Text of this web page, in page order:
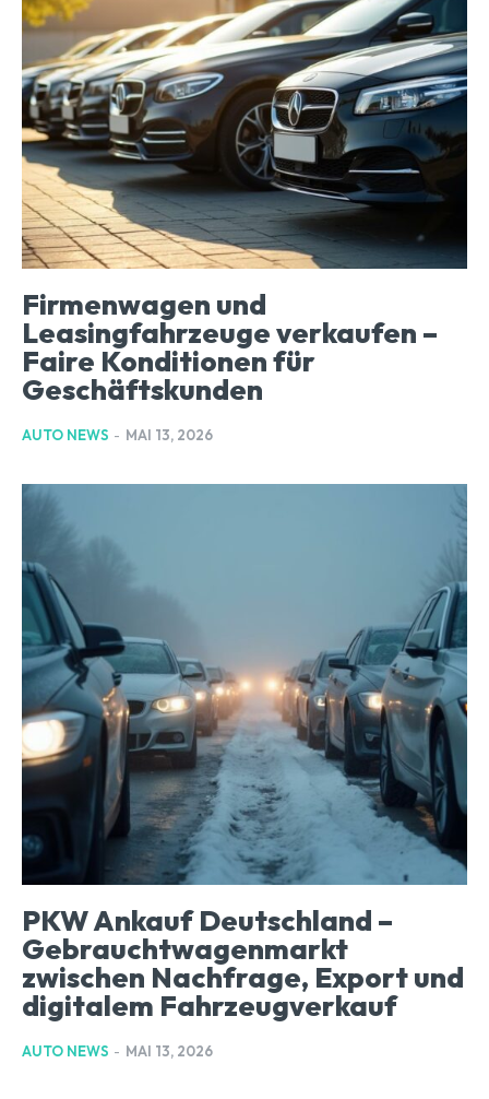
Firmenwagen und
Leasingfahrzeuge verkaufen –
Faire Konditionen für
Geschäftskunden
AUTO NEWS - MAI 13, 2026
PKW Ankauf Deutschland –
Gebrauchtwagenmarkt
zwischen Nachfrage, Export und
digitalem Fahrzeugverkauf
AUTO NEWS - MAI 13, 2026